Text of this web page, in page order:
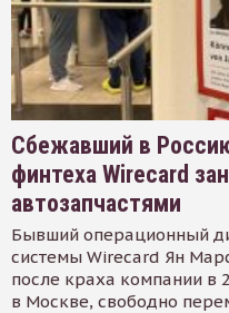
Сбежавший в
финтеха Wirecard
автозапчастями
Бывший операционный
системы Wirecard Ян
после краха компании в
в Москве, свободно